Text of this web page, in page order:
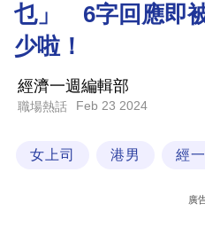
商
科
技
場
乜」 6字回應即
少啦！
經濟一週編輯部
職場熱話 Feb 23 2024
女上司 港男 經
廣